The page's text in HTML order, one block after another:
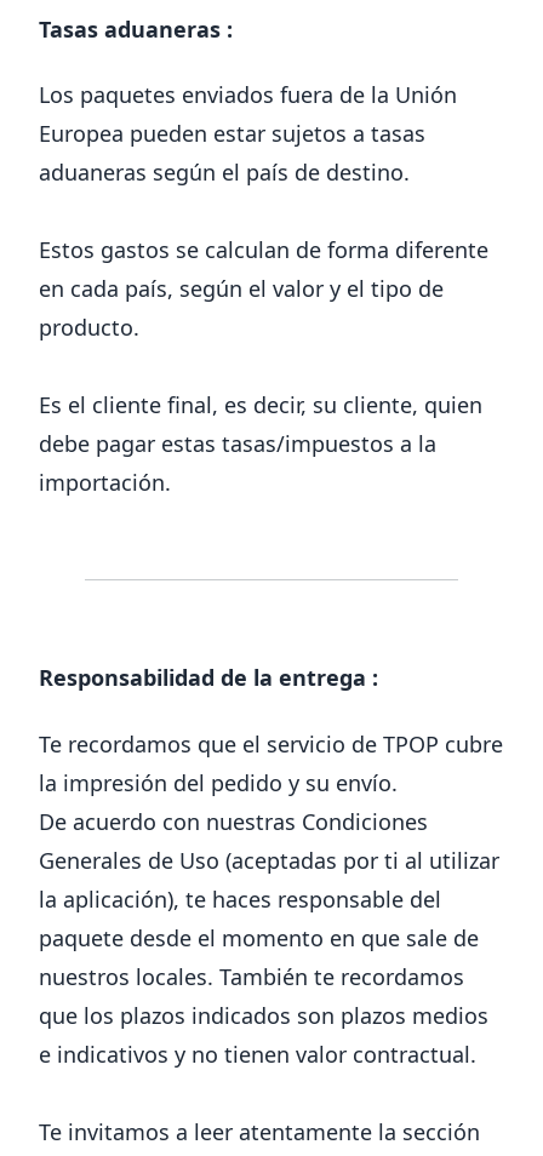
Tasas aduaneras :
Los paquetes enviados fuera de la Unión
Europea pueden estar sujetos a tasas
aduaneras según el país de destino.
Estos gastos se calculan de forma diferente
en cada país, según el valor y el tipo de
producto.
Es el cliente final, es decir, su cliente, quien
debe pagar estas tasas/impuestos a la
importación.
Responsabilidad de la entrega :
Te recordamos que el servicio de TPOP cubre
la impresión del pedido y su envío.
De acuerdo con nuestras Condiciones
Generales de Uso (aceptadas por ti al utilizar
la aplicación), te haces responsable del
paquete desde el momento en que sale de
nuestros locales. También te recordamos
que los plazos indicados son plazos medios
e indicativos y no tienen valor contractual.
Te invitamos a leer atentamente la sección